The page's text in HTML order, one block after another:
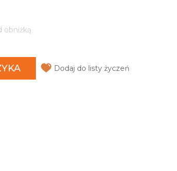
obniżką
Dodaj do listy życzeń